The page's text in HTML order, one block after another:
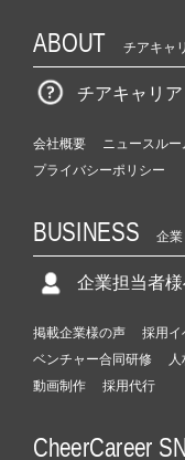
ABOUT チアキャ
チアキャリ
会社概要 ニュースルー
プライバシーポリシー
BUSINESS 企
企業担当者
掲載企業様の声 採用イ
ベンチャー合同研修
動画制作
採用代行
CheerCareer